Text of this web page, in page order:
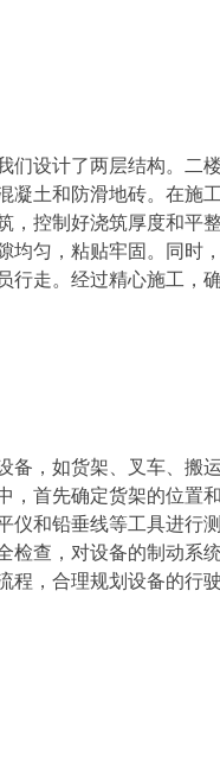
们设计了两层结构。二
凝土和防滑地砖。在施
，控制好浇筑厚度和平
均匀，粘贴牢固。同时
行走。经过精心施工，
备，如货架、叉车、搬
，首先确定货架的位置
仪和铅垂线等工具进行
检查，对设备的制动系
程，合理规划设备的行